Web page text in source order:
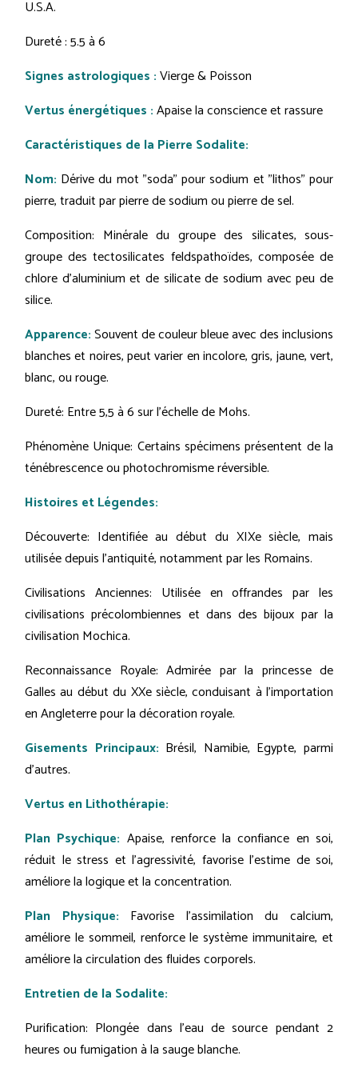
U.S.A.
Dureté : 5.5 à 6
Signes astrologiques :Vierge & Poisson
Vertus énergétiques :Apaise la conscience et rassure
Caractéristiques de la Pierre Sodalite:
Nom: Dérive du mot "soda" pour sodium et "lithos" pour
pierre, traduit par pierre de sodium ou pierre de sel.
Composition: Minérale du groupe des silicates, sous-
groupe des tectosilicates feldspathoïdes, composée de
chlore d'aluminium et de silicate de sodium avec peu de
silice.
Apparence:Souvent de couleur bleue avec des inclusions
blanches et noires, peut varier en incolore, gris, jaune, vert,
blanc, ou rouge.
Dureté: Entre 5,5 à 6 sur l’échelle de Mohs.
Phénomène Unique: Certains spécimens présentent de la
ténébrescence ou photochromisme réversible.
Histoires et Légendes:
Découverte: Identifiée au début du XIXe siècle, mais
utilisée depuis l'antiquité, notamment par les Romains.
Civilisations Anciennes: Utilisée en offrandes par les
civilisations précolombiennes et dans des bijoux par la
civilisation Mochica.
Reconnaissance Royale: Admirée par la princesse de
Galles au début du XXe siècle, conduisant à l'importation
en Angleterre pour la décoration royale.
Gisements Principaux: Brésil, Namibie, Egypte, parmi
d'autres.
Vertus en Lithothérapie:
Plan Psychique: Apaise, renforce la confiance en soi,
réduit le stress et l'agressivité, favorise l'estime de soi,
améliore la logique et la concentration.
Plan Physique: Favorise l'assimilation du calcium,
améliore le sommeil, renforce le système immunitaire, et
améliore la circulation des fluides corporels.
Entretien de la Sodalite:
Purification: Plongée dans l'eau de source pendant 2
heures ou fumigation à la sauge blanche.